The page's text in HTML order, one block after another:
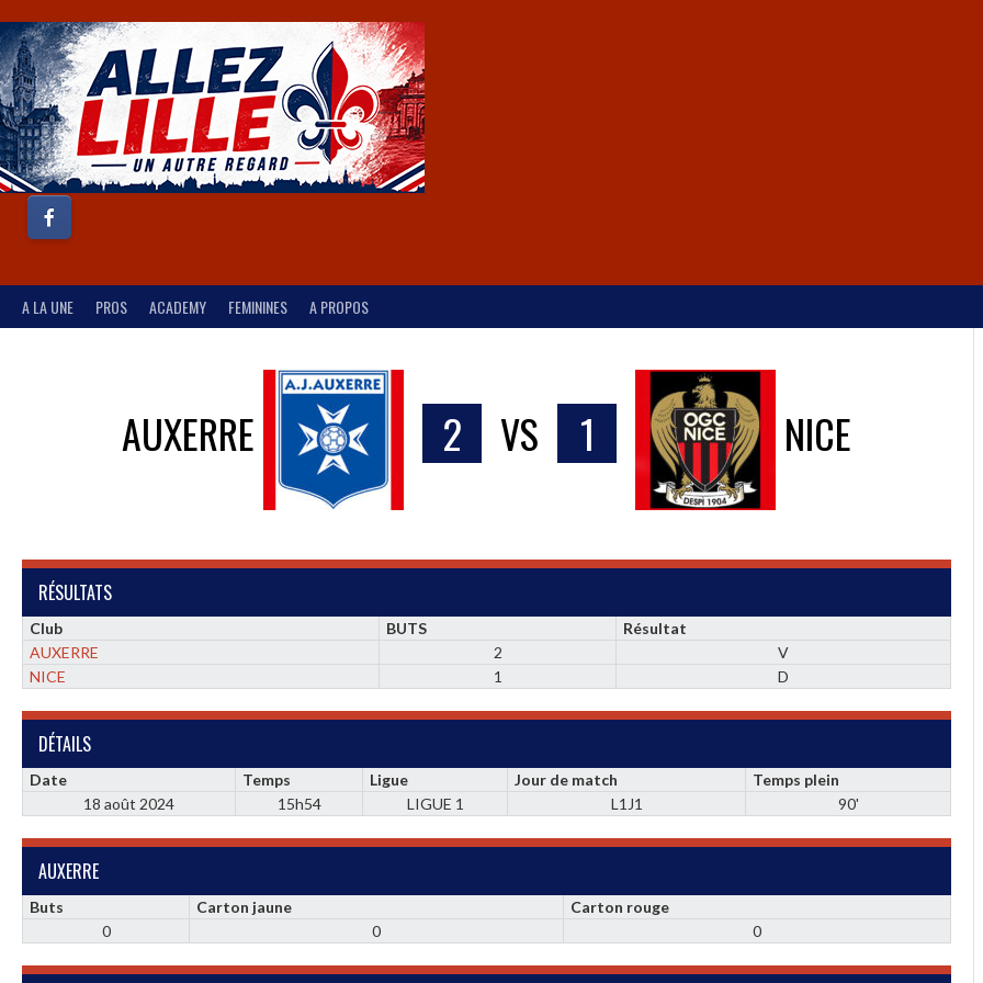
A LA UNE PROS ACADEMY FEMININES A PROPOS
AUXERRE 2 VS 1 NICE
RÉSULTATS
Club BUTS
Résultat
AUXERRE
2
V
NICE
1 D
DÉTAILS
Date Temps Ligue Jour de match
Temps plein
18 août 2024
15h54 LIGUE 1 L1J1 90'
AUXERRE
Buts Carton jaune
Carton rouge
0
0 0